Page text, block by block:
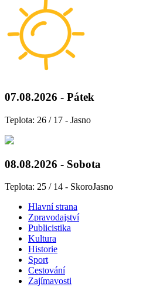
07.08.2026 - Pátek
Teplota: 26 / 17 - Jasno
08.08.2026 - Sobota
Teplota: 25 / 14 - SkoroJasno
Hlavní strana
Zpravodajství
Publicistika
Kultura
Historie
Sport
Cestování
Zajímavosti